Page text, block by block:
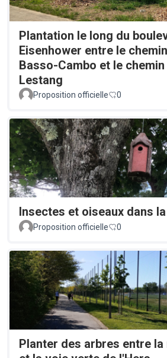
Plantation le long du
Eisenhower entre le
Basso-Cambo et le
Lestang
Proposition officielle 0
Insectes et oiseaux dans
Proposition officielle
0
Planter des arbres entre